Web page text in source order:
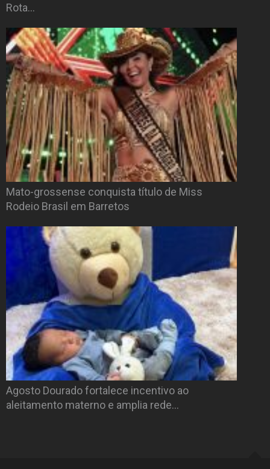
Rota…
Mato-grossense conquista título de Miss
Rodeio Brasil em Barretos
Agosto Dourado fortalece incentivo ao
aleitamento materno e amplia rede…